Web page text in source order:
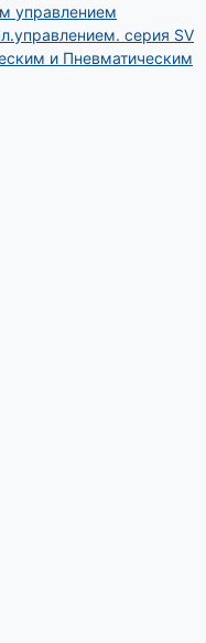
управлением
серия SV
и Пневматическим